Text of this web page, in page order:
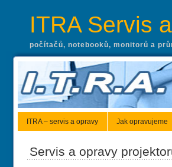
ITRA Servis
počítačů, notebooků, monitorů a
ITRA – servis a opravy Jak opravujeme
Servis a opravy